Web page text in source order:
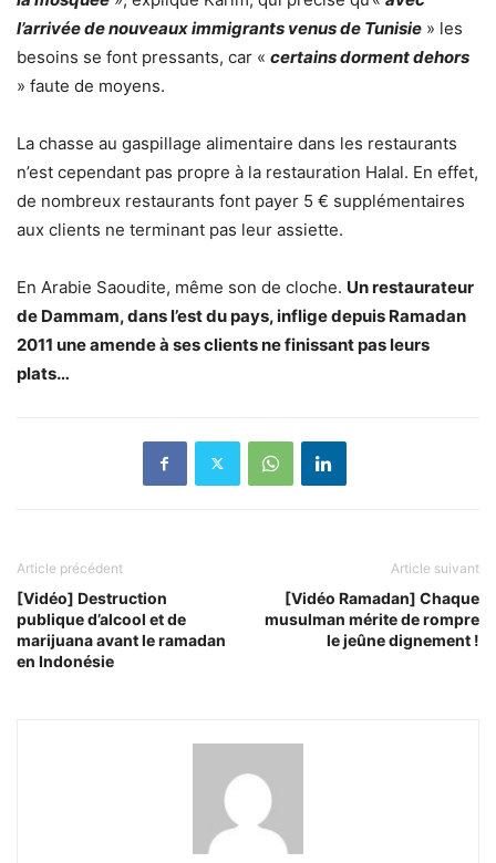
l’arrivée de nouveaux immigrants venus de Tunisie » les
besoins se font pressants, car « certains dorment dehors
» faute de moyens.
La chasse au gaspillage alimentaire dans les restaurants
n’est cependant pas propre à la restauration Halal. En effet,
de nombreux restaurants font payer 5 € supplémentaires
aux clients ne terminant pas leur assiette.
En Arabie Saoudite, même son de cloche. Un restaurateur
de Dammam, dans l’est du pays, inflige depuis Ramadan
2011 une amende à ses clients ne finissant pas leurs
plats…
Article précédent
[Vidéo] Destruction
publique d’alcool et de
marijuana avant le ramadan
en Indonésie
Article suivant
[Vidéo Ramadan] Chaque
musulman mérite de rompre
le jeûne dignement !